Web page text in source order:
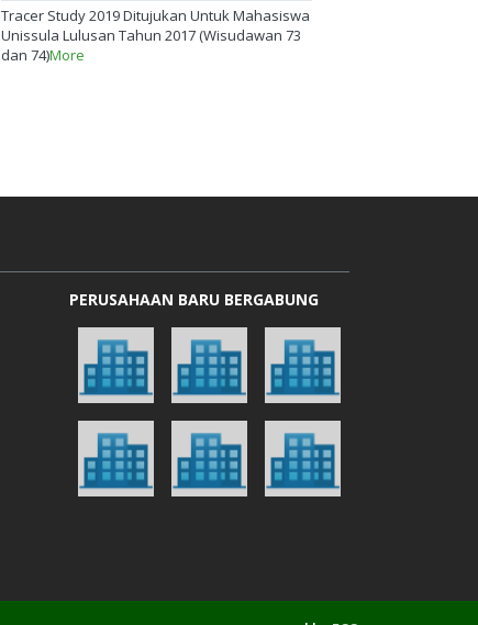
Tracer Study 2019 Ditujukan Untuk Mahasiswa
Unissula Lulusan Tahun 2017 (Wisudawan 73
dan 74)More
PERUSAHAAN BARU BERGABUNG